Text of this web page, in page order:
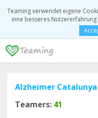
Teaming verwendet eigene
eine besseres
Alzheimer
Teamers: 41